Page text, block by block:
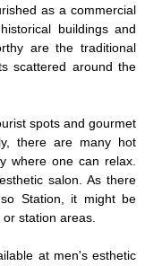
as a commercial
buildings and
are the traditional
scattered around the
spots and gourmet
there are many hot
where one can relax.
salon. As there
Station, it might be
station areas.
at men's esthetic